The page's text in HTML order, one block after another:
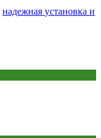
надежная установка и